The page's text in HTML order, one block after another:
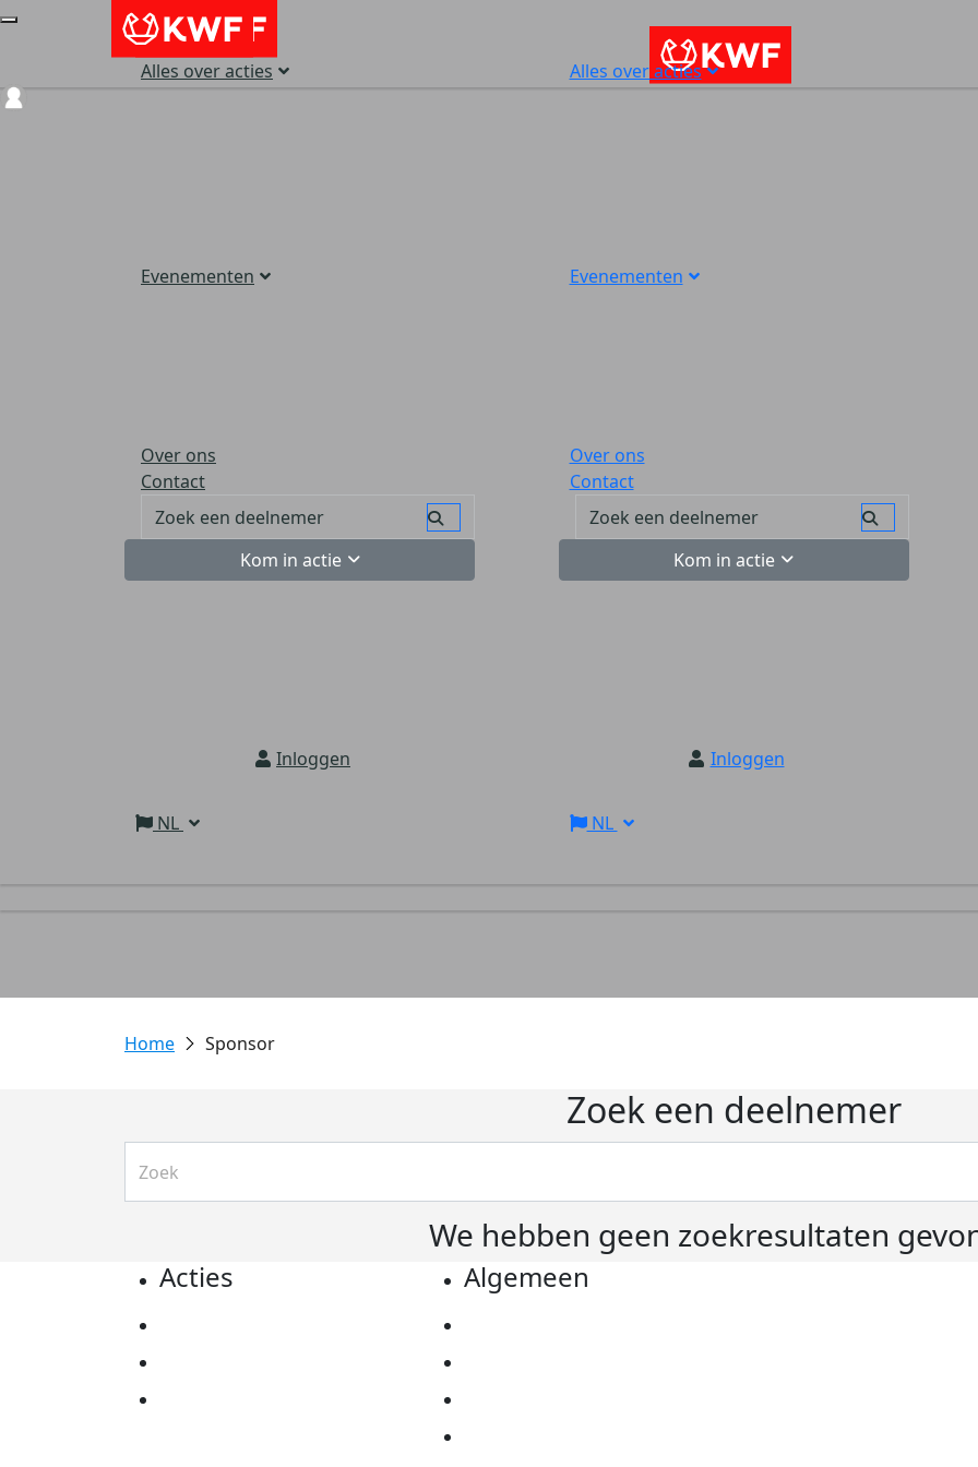
Alles over acties
Evenementen
Over ons
Contact
Kom in actie
Inloggen
NL
Alles over acties
Evenementen
Over ons
Contact
Kom in actie
Inloggen
NL
Sponsor
Zoek een deelnemer
We hebben geen zoekresultaten
Acties Algemeen